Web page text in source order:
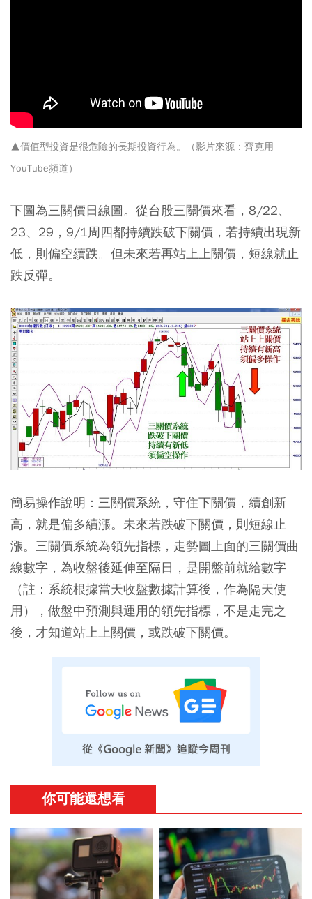
▲價值型投資是很危險的長期投資行為。（影片來源：齊克用
YouTube頻道）
下圖為三關價日線圖。從台股三關價來看，8/22、
23、29，9/1周四都持續跌破下關價，若持續出現新
低，則偏空續跌。但未來若再站上上關價，短線就止
跌反彈。
簡易操作說明：三關價系統，守住下關價，續創新
高，就是偏多續漲。未來若跌破下關價，則短線止
漲。三關價系統為領先指標，走勢圖上面的三關價曲
線數字，為收盤後延伸至隔日，是開盤前就給數字
（註：系統根據當天收盤數據計算後，作為隔天使
用），做盤中預測與運用的領先指標，不是走完之
後，才知道站上上關價，或跌破下關價。